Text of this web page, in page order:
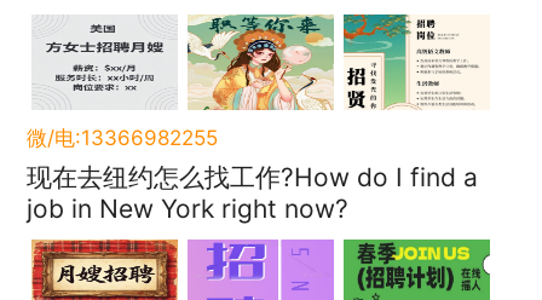
微/电:13366982255
现在去纽约怎么找工作?How do I find a
job in New York right now?